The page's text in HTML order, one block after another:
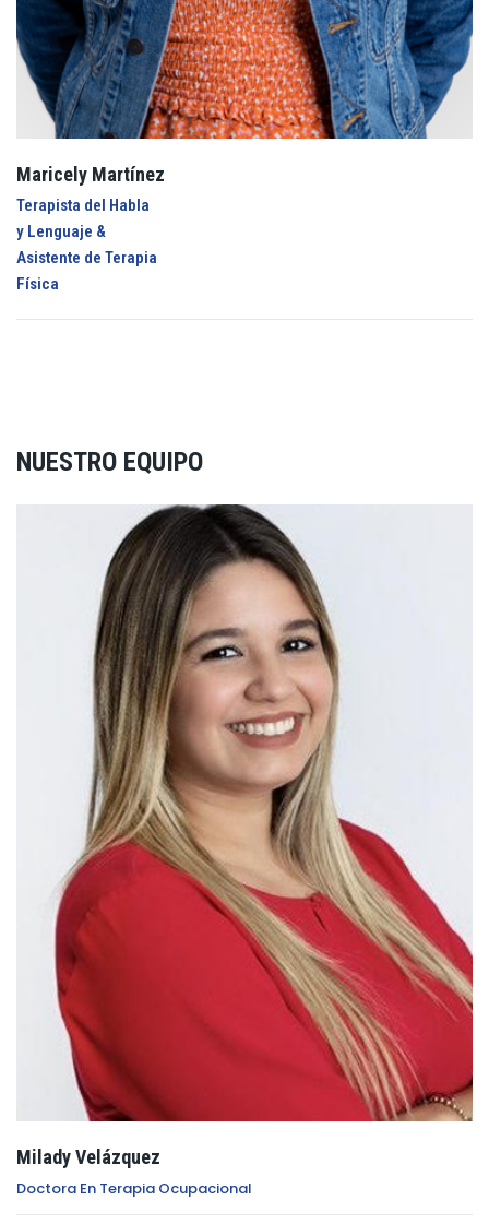
Maricely Martínez
Terapista del Habla
y Lenguaje &
Asistente de Terapia
Física
NUESTRO EQUIPO
Milady Velázquez
Doctora En Terapia Ocupacional